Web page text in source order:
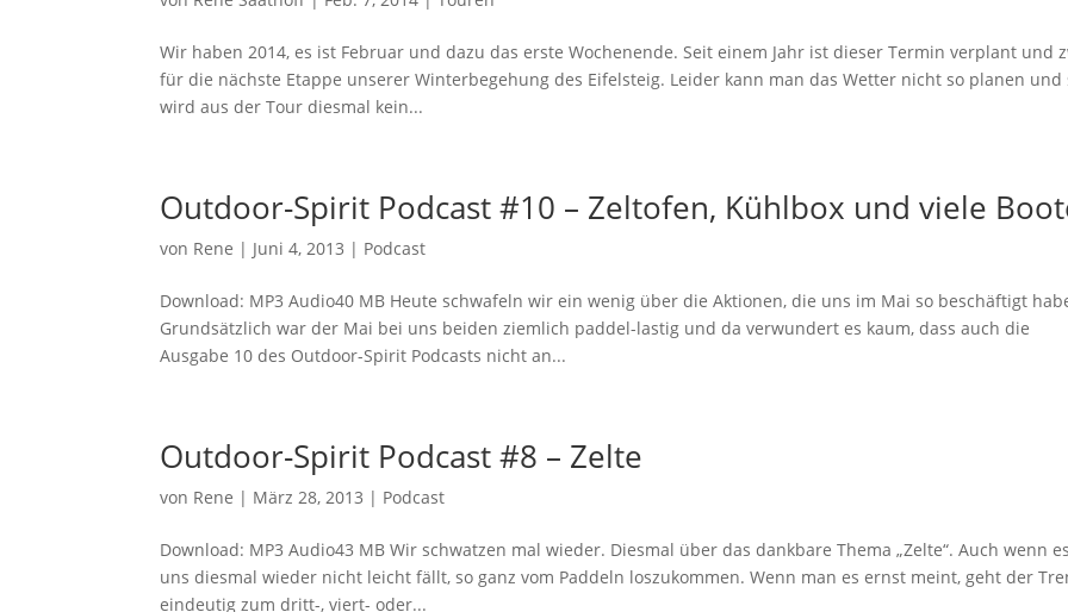
Wir haben 2014, es ist Februar und dazu das erste Wochenende. Seit einem Jahr ist dieser Termin verplant und
für die nächste Etappe unserer Winterbegehung des Eifelsteig. Leider kann man das Wetter nicht so planen und
wird aus der Tour diesmal kein...
Outdoor-Spirit Podcast #10 – Zeltofen, Kühlbox und viele
von Rene | Juni 4, 2013 | Podcast
Download: MP3 Audio40 MB Heute schwafeln wir ein wenig über die Aktionen, die uns im Mai so beschäftigt
Grundsätzlich war der Mai bei uns beiden ziemlich paddel-lastig und da verwundert es kaum, dass auch die
Ausgabe 10 des Outdoor-Spirit Podcasts nicht an...
Outdoor-Spirit Podcast #8 – Zelte
von Rene | März 28, 2013 | Podcast
Download: MP3 Audio43 MB Wir schwatzen mal wieder. Diesmal über das dankbare Thema „Zelte“. Auch wenn es
uns diesmal wieder nicht leicht fällt, so ganz vom Paddeln loszukommen. Wenn man es ernst meint, geht der
eindeutig zum dritt-, viert- oder...